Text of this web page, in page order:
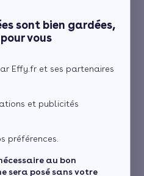
sont bien gardées,
vous
Effy.fr et ses partenaires
et publicités
préférences.
au bon
sera posé sans votre
nous Presse
Murs
Sols
:
en
3 min de lecture